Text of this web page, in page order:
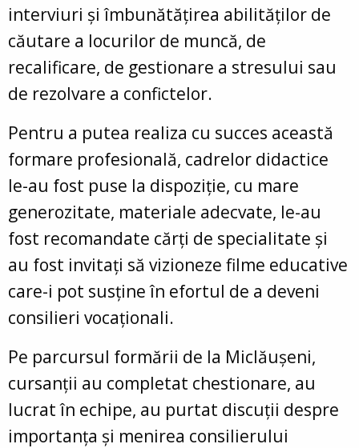
interviuri și îmbunătățirea abilităților de
căutare a locurilor de muncă, de
recalificare, de gestionare a stresului sau
de rezolvare a confictelor.
Pentru a putea realiza cu succes această
formare profesională, cadrelor didactice
le-au fost puse la dispoziție, cu mare
generozitate, materiale adecvate, le-au
fost recomandate cărți de specialitate și
au fost invitați să vizioneze filme educative
care-i pot susține în efortul de a deveni
consilieri vocaționali.
Pe parcursul formării de la Miclăușeni,
cursanții au completat chestionare, au
lucrat în echipe, au purtat discuții despre
importanța și menirea consilierului